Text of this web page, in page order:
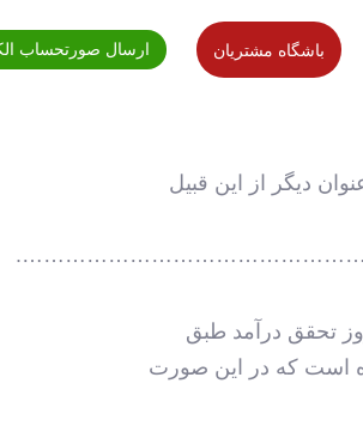
باشگاه مشتریان ارسال صورتحساب
دیگر از این قبیل
، به بهای روز تحقق درآمد طبق
ارزش معاملاتی تعیین شده است که در این صورت